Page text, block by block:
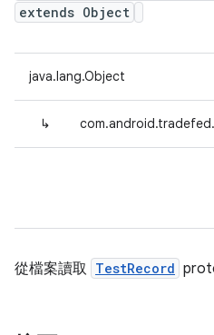
extends Object
java.lang.Object
↳
從檔案讀取 TestRecord